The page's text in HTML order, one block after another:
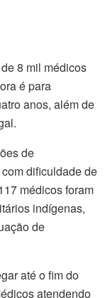
8 mil médicos
é para
anos, além de
de
dificuldade de
médicos foram
indígenas,
de
até o fim do
atendendo